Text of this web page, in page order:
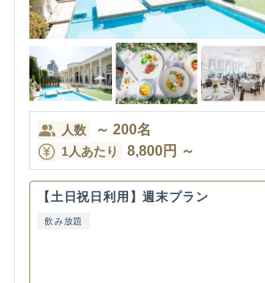
人数 ～ 200名
1人あたり 8,800円 ～
【土日祝日利用】週末プラン
飲み放題